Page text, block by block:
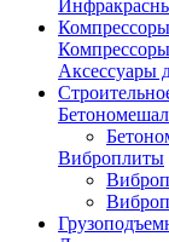
Компрессоры
Компрессоры
Аксессуары
Виброплиты